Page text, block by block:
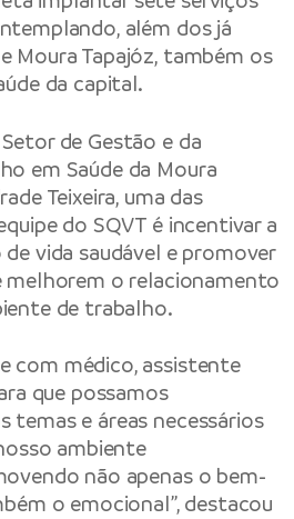
além dos já
Moura Tapajóz, também os
da capital.
de Gestão e da
em Saúde da Moura
Teixeira, uma das
do SQVT é incentivar a
vida saudável e promover
melhorem o relacionamento
de trabalho.
com médico, assistente
que possamos
e áreas necessários
ambiente
não apenas o bem-
o emocional”, destacou